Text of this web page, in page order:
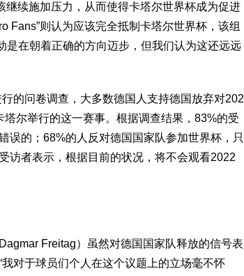
续施加压力，从而使得卡塔尔世界杯成为促进
Fans”则认为应该完全抵制卡塔尔世界杯，该组
是在朝着正确的方向迈步，但我们认为这还远远
问卷调查，大多数德国人支持德国放弃对202
尔举行的这一赛事。根据调查结果，83%的受
误的；68%的人反对德国国家队参加世界杯，只
访者表示，根据目前的状况，将不会观看2022
Freitag）虽然对德国国家队释放的信号表
对于球员们个人在这个议题上的立场毫不怀